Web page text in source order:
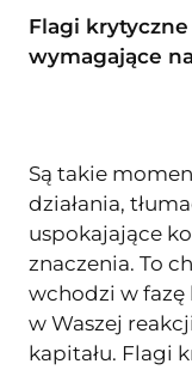
Flagi krytyczne
wymagające
Są takie
działania,
uspokajające
znaczenia. To
wchodzi w fazę
w Waszej
kapitału. Flagi